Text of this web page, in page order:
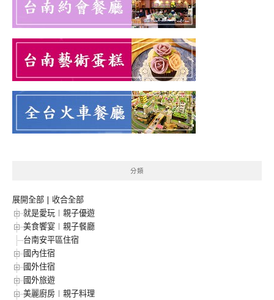
分類
展開全部 | 收合全部
就是愛玩︱親子優遊
美食饗宴︱親子餐廳
台南安平區住宿
國內住宿
國外住宿
國外旅遊
美麗廚房︱親子料理